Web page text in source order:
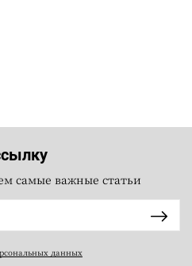
самые важные статьи
данных